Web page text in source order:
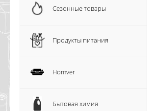
Сезонные товары
Продукты питания
Homver
Бытовая химия